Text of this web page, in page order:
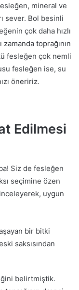
mineral ve
sever. Bol besinli
çok daha hızlı
zamanda toprağının
fesleğen çok nemli
fesleğen ise, su
öneririz.
Edilmesi
Siz de fesleğen
seçimine özen
uygun
bir bitki
saksısından
belirtmiştik.